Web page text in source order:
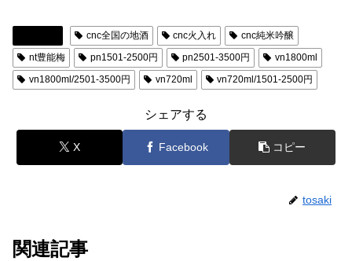
cnc全国の地酒 cnc火入れ
cnc純米吟醸
nt豊能梅
pn1501-2500円 pn2501-3500円
vn1800ml
vn1800ml/2501-3500円
vn720ml vn720ml/1501-2500円
シェアする
X Facebook コピー
tosaki
関連記事